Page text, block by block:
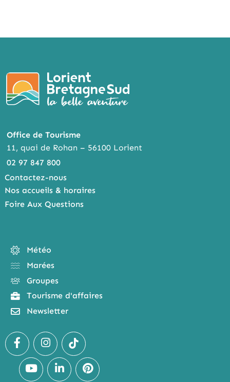
Office de Tourisme
11, quai de Rohan – 56100 Lorient
02 97 847 800
Contactez-nous
Nos accueils & horaires
Foire Aux Questions
Météo
Marées
Groupes
Tourisme d'affaires
Newsletter